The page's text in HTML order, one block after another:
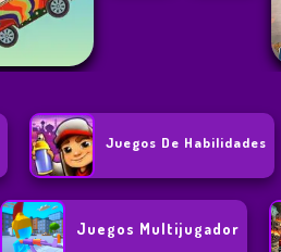
Juegos De Habilidades
Juegos Multijugador